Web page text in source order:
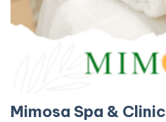
Mimosa Spa & Clinic